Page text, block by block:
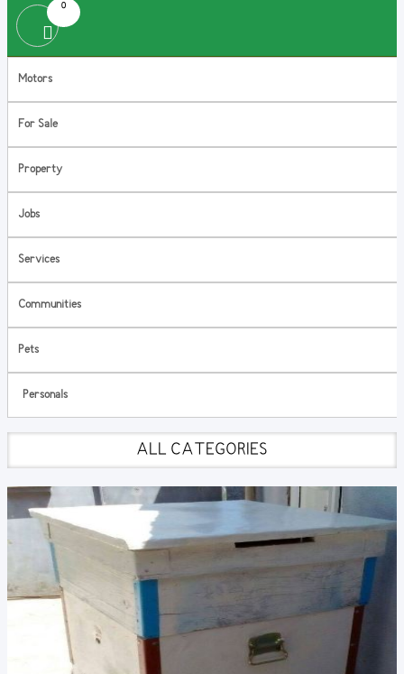
0
Motors
For Sale
Property
Jobs
Services
Communities
Pets
Personals
ALL CATEGORIES